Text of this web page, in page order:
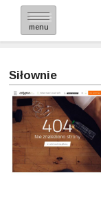
menu
Siłownie